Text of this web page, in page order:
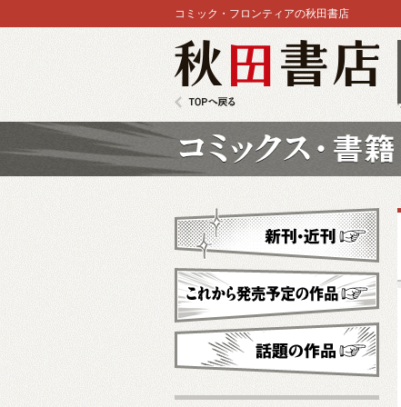
コミック・フロンティアの秋田書店
新刊・近刊
これから発売予定